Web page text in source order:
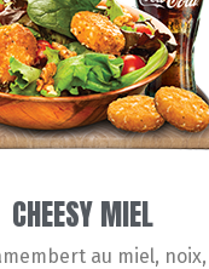
CHEESY MIEL
au miel,